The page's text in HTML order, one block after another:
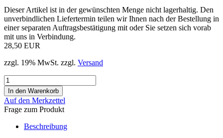
Dieser Artikel ist in der gewünschten Menge nicht lagerhaltig. Den
unverbindlichen Liefertermin teilen wir Ihnen nach der Bestellung in
einer separaten Auftragsbestätigung mit oder Sie setzen sich vorab
mit uns in Verbindung.
28,50 EUR
zzgl. 19% MwSt. zzgl. Versand
Auf den Merkzettel
Frage zum Produkt
Beschreibung